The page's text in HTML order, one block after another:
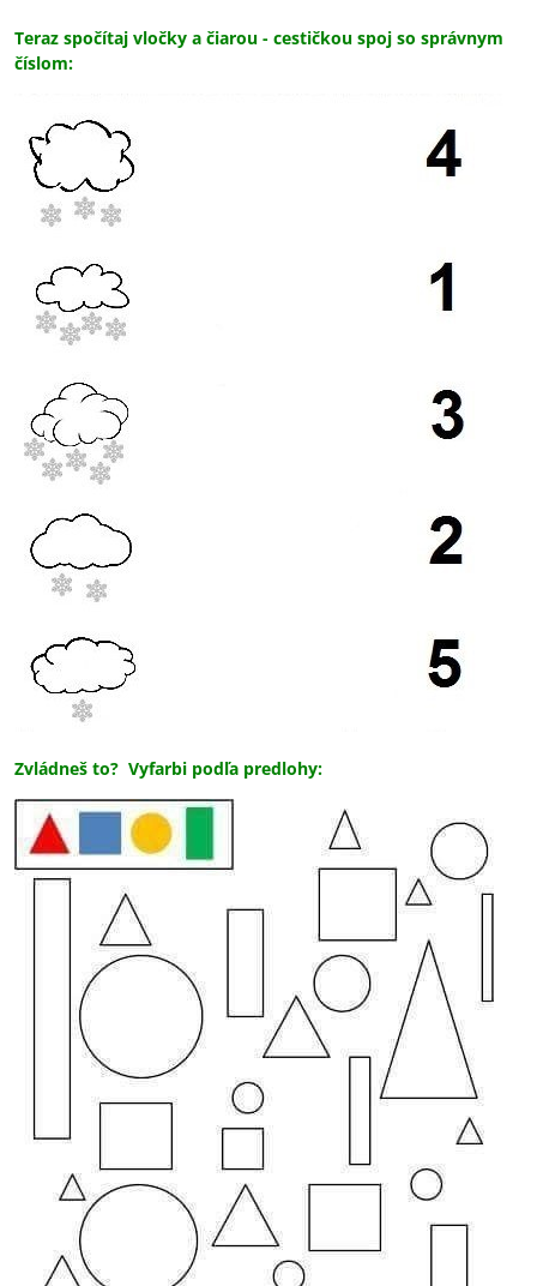
Teraz spočítaj vločky a čiarou - cestičkou spoj so správnym
číslom:
Zvládneš to? Vyfarbi podľa predlohy: